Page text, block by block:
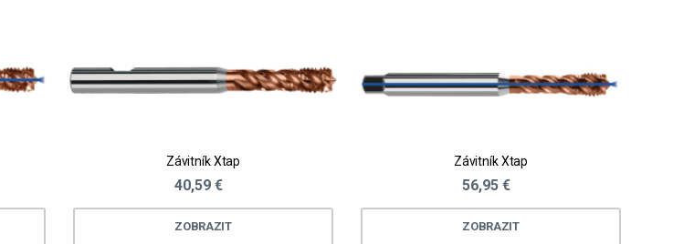
Závitník Xtap
40,59 €
ZOBRAZIT
Závitník Xtap
56,95 €
ZOBRAZIT